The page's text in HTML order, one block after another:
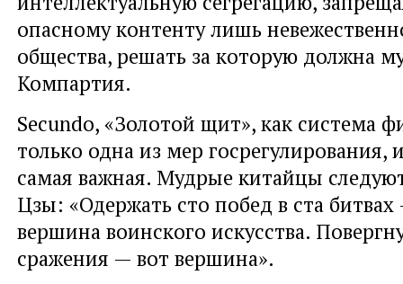
опасному контенту лишь
общества, решать за которую должна
Компартия.
Secundo, «Золотой щит», как система
только одна из мер госрегулирования,
самая важная. Мудрые китайцы
Цзы: «Одержать сто побед в ста
вершина воинского искусства.
сражения — вот вершина».